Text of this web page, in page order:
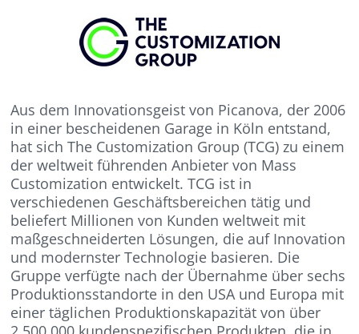
Aus dem Innovationsgeist von Picanova, der 2006
in einer bescheidenen Garage in Köln entstand,
hat sich The Customization Group (TCG) zu einem
der weltweit führenden Anbieter von Mass
Customization entwickelt. TCG ist in
verschiedenen Geschäftsbereichen tätig und
beliefert Millionen von Kunden weltweit mit
maßgeschneiderten Lösungen, die auf Innovation
und modernster Technologie basieren. Die
Gruppe verfügte nach der Übernahme über sechs
Produktionsstandorte in den USA und Europa mit
einer täglichen Produktionskapazität von über